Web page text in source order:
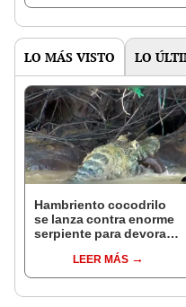
LO MÁS VISTO LO
Hambriento cocodrilo
se lanza contra enorme
serpiente para devorarla
LEER MÁS